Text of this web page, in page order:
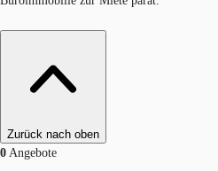
Zurück nach oben
0 Angebote